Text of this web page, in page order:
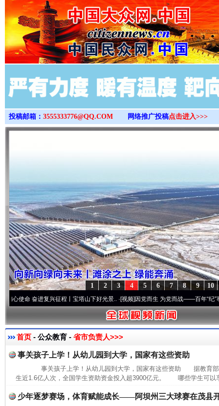
>
投稿邮箱： 3555333776@QQ.COM 网络推广投稿点击进入>>>
10
9
8
7
6
5
4
3
2
1
命 奋进复兴征程丨宝塔山下好光景..·[视频]因党而生 为党而战——百年“纪”事⑧加强
首页 - 公众教育 - 省市负责人>>>
事关孩子上学！从幼儿园到大学，国家有这些资助
事关孩子上学！从幼儿园到大学，国家有这些资助 据教育部
生近1.6亿人次，全国学生资助资金投入超3900亿元。 哪些学生可以
少年逐梦赛场，体育赋能成长——阿坝州三大球赛在茂县